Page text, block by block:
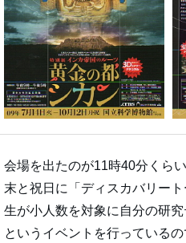
会場を出たのが11時40分くら
末と祝日に「ディスカバリー
生が小人数を対象に自分の研
というイベントを行っている